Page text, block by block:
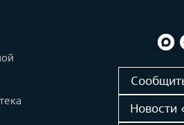
Новости